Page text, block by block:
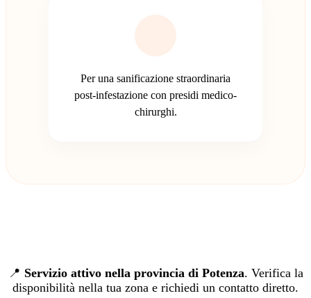
Per una sanificazione straordinaria
post-infestazione con presidi medico-
chirurghi.
📍 Servizio attivo nella provincia di Potenza. Verifica la
disponibilità nella tua zona e richiedi un contatto diretto.